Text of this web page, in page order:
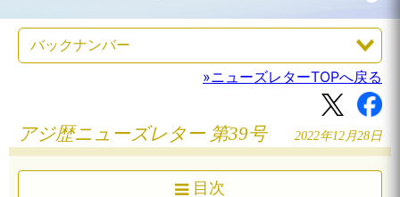
»ニューズレターTOPへ戻る
アジ歴ニューズレター 第39号 2022年12月28日
目次